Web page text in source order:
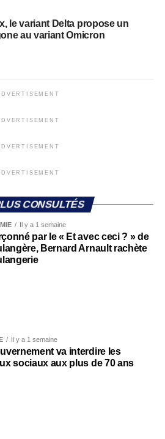
le variant Delta propose un
au variant Omicron
CONSULTÉS
Il y a 1 semaine
par le « Et avec ceci ? » de
Bernard Arnault rachète
Il y a 1 semaine
va interdire les
sociaux aux plus de 70 ans